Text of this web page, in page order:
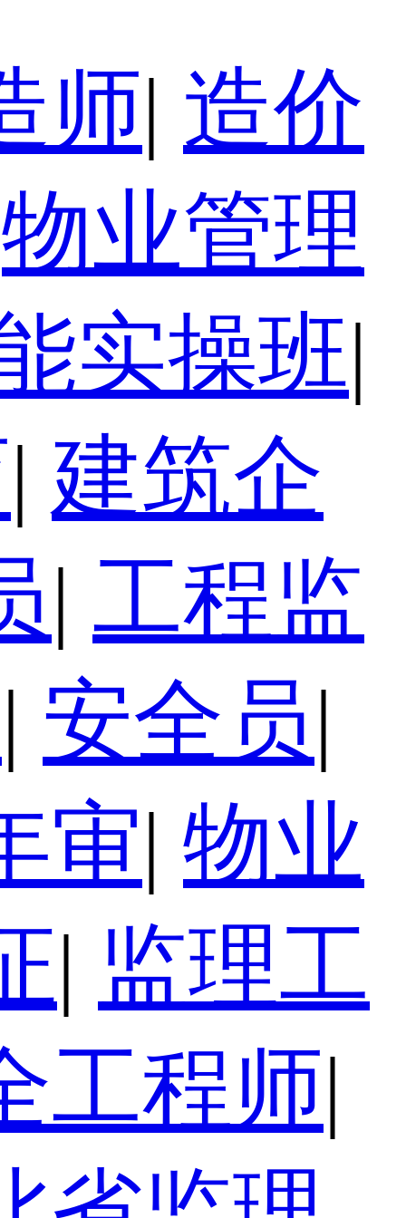
师| 造价
物业管理
实操班|
| 建筑企
| 工程监
| 安全员|
审| 物业
| 监理工
工程师|